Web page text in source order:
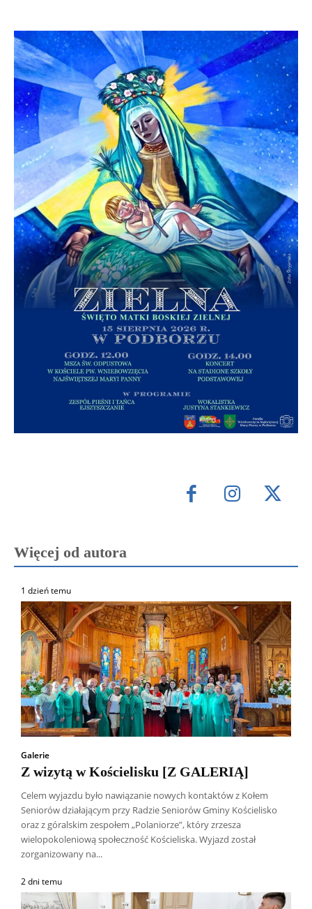
Więcej od autora
1 dzień temu
Galerie
Z wizytą w Kościelisku [Z GALERIĄ]
Celem wyjazdu było nawiązanie nowych kontaktów z Kołem
Seniorów działającym przy Radzie Seniorów Gminy Kościelisko
oraz z góralskim zespołem „Polaniorze”, który zrzesza
wielopokoleniową społeczność Kościeliska. Wyjazd został
zorganizowany na...
2 dni temu